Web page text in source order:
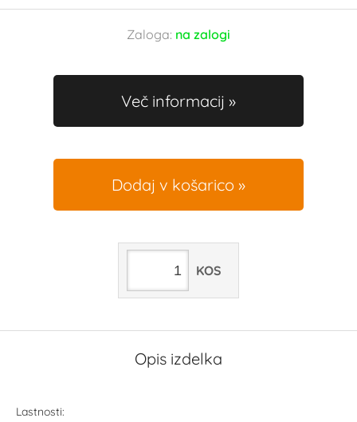
Zaloga: na zalogi
Več informacij
Dodaj v košarico
KOS
Opis izdelka
Lastnosti: